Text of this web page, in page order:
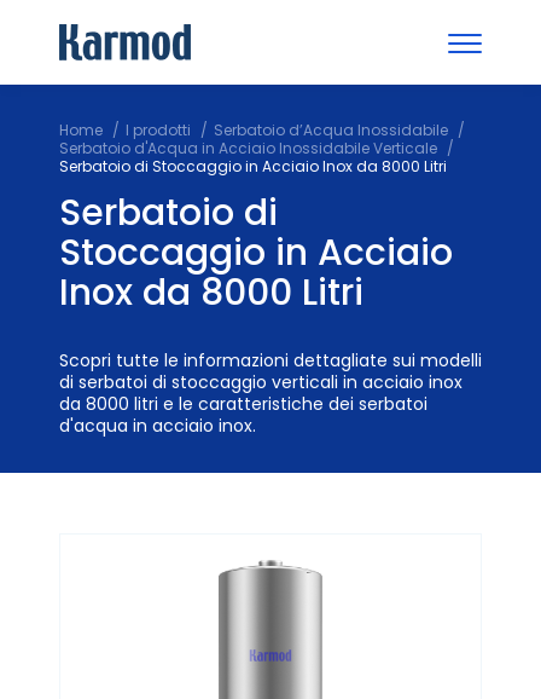
Home I prodotti
Serbatoio d’Acqua Inossidabile
Serbatoio d'Acqua in Acciaio Inossidabile Verticale
Serbatoio di Stoccaggio in Acciaio Inox da 8000 Litri
Serbatoio di
Stoccaggio in Acciaio
Inox da 8000 Litri
Scopri tutte le informazioni dettagliate sui modelli
di serbatoi di stoccaggio verticali in acciaio inox
da 8000 litri e le caratteristiche dei serbatoi
d'acqua in acciaio inox.